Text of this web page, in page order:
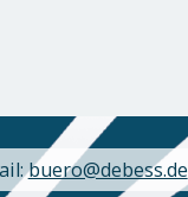
buero@debess.de